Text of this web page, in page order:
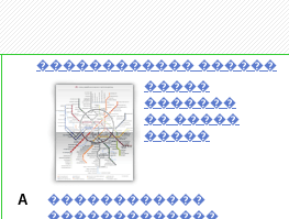
������������ ������
�����
�������
�� �����
�����
A
������������
�������������